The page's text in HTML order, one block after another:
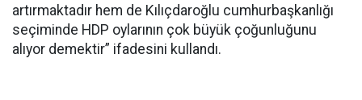
artırmaktadır hem de Kılıçdaroğlu cumhurbaşkanlığı
seçiminde HDP oylarının çok büyük çoğunluğunu
alıyor demektir” ifadesini kullandı.